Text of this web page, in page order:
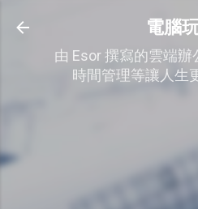
跳到主要
電腦
由 Esor 撰寫的雲端辦
時間管理等讓人生